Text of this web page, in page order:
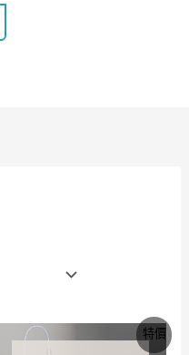
特價